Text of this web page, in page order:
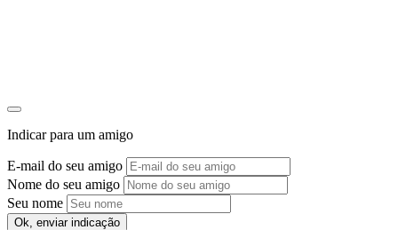
Indicar para um amigo
E-mail do seu amigo
Nome do seu amigo
Seu nome
Ok, enviar indicação